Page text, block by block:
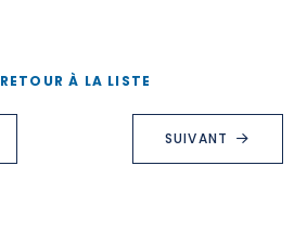
RETOUR À LA LISTE
SUIVANT